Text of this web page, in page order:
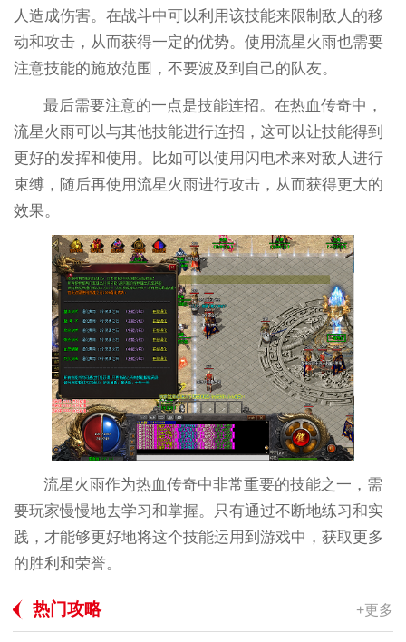
人造成伤害。在战斗中可以利用该技能来限制敌人的移
动和攻击，从而获得一定的优势。使用流星火雨也需要
注意技能的施放范围，不要波及到自己的队友。
最后需要注意的一点是技能连招。在热血传奇中，
流星火雨可以与其他技能进行连招，这可以让技能得到
更好的发挥和使用。比如可以使用闪电术来对敌人进行
束缚，随后再使用流星火雨进行攻击，从而获得更大的
效果。
流星火雨作为热血传奇中非常重要的技能之一，需
要玩家慢慢地去学习和掌握。只有通过不断地练习和实
践，才能够更好地将这个技能运用到游戏中，获取更多
的胜利和荣誉。
热门攻略 +更多